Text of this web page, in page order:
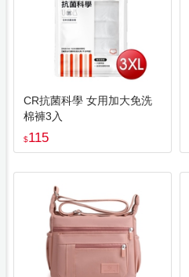
CR抗菌科學 女用加大免洗
棉褲3入
$115